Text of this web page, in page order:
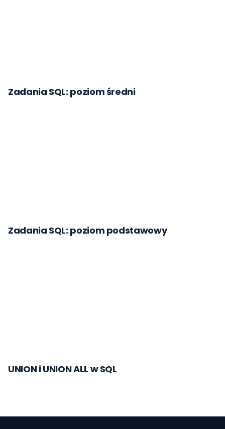
Zadania SQL: poziom średni
Zadania SQL: poziom podstawowy
UNION i UNION ALL w SQL